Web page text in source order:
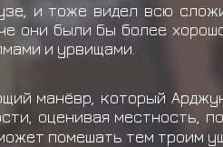
и тоже видел всю
они были бы более
и урвищами.
манёвр, который
оценивая местность,
помешать тем троим